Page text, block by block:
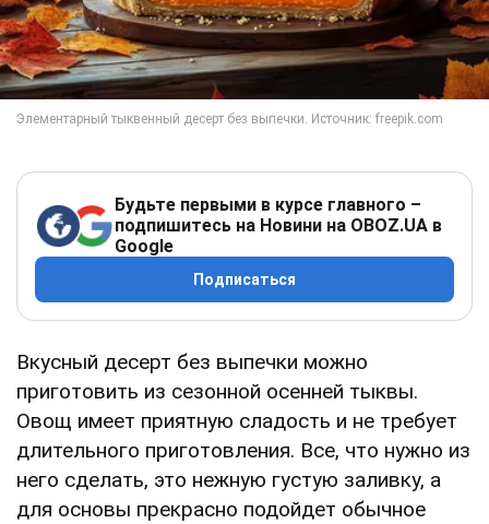
Будьте первыми в курсе главного –
подпишитесь на Новини на OBOZ.UA в
Google
Подписаться
Вкусный десерт без выпечки можно
приготовить из сезонной осенней тыквы.
Овощ имеет приятную сладость и не требует
длительного приготовления. Все, что нужно из
него сделать, это нежную густую заливку, а
для основы прекрасно подойдет обычное